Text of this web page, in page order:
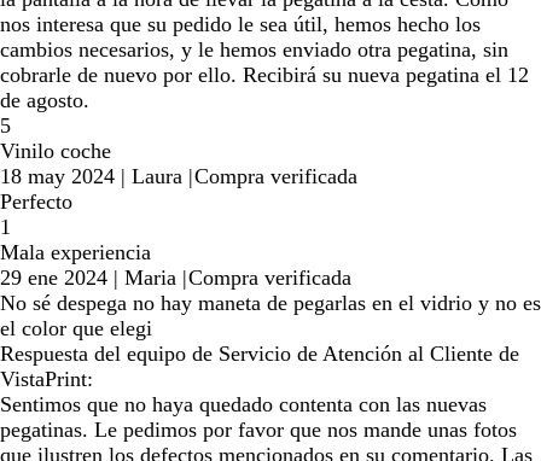
nos interesa que su pedido le sea útil, hemos hecho los
cambios necesarios, y le hemos enviado otra pegatina, sin
cobrarle de nuevo por ello. Recibirá su nueva pegatina el 12
de agosto.
5
Vinilo coche
18 may 2024 | Laura |Compra verificada
Perfecto
1
Mala experiencia
29 ene 2024 | Maria |Compra verificada
No sé despega no hay maneta de pegarlas en el vidrio y no es
el color que elegi
Respuesta del equipo de Servicio de Atención al Cliente de
VistaPrint:
Sentimos que no haya quedado contenta con las nuevas
pegatinas. Le pedimos por favor que nos mande unas fotos
que ilustren los defectos mencionados en su comentario. Las